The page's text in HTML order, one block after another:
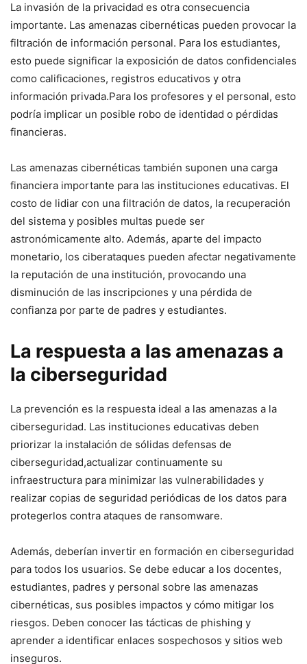
La invasión de la⁢ privacidad es otra consecuencia
importante. Las amenazas cibernéticas pueden provocar ⁢la
filtración de información ‌personal. Para los estudiantes,
esto puede significar la exposición de datos confidenciales
como calificaciones, registros educativos y otra
información privada.Para los profesores‍ y el personal, esto
podría implicar un posible ⁣robo de identidad o ​pérdidas
financieras.
Las⁤ amenazas cibernéticas también suponen una carga
financiera importante para ⁢las instituciones educativas. El
costo de lidiar con una filtración⁣ de ‌datos, la recuperación
del sistema y ‌posibles multas puede ser
astronómicamente alto. Además, aparte del‍ impacto⁤
monetario, los ciberataques pueden afectar⁣ negativamente
la reputación de una institución, provocando una
disminución de las⁤ inscripciones y una pérdida⁢ de
confianza por‍ parte de padres y estudiantes.
La respuesta a las amenazas a
la ciberseguridad
La prevención es ‌la respuesta ideal a las ⁤amenazas‍ a la
ciberseguridad. Las instituciones educativas deben
priorizar la instalación de sólidas defensas de
‍ciberseguridad,actualizar continuamente su
infraestructura para⁢ minimizar las vulnerabilidades y⁤
realizar copias de seguridad periódicas ‍de los datos ​para
protegerlos contra ataques ⁢de ransomware.
Además, deberían invertir en formación en ciberseguridad
⁢para ⁢todos los usuarios.​ Se debe educar ⁢a​ los docentes,
estudiantes, padres​ y personal sobre las amenazas‌
cibernéticas, sus posibles⁤ impactos y cómo mitigar⁢ los
riesgos. Deben conocer ‍las tácticas de ⁤phishing y
aprender ⁤a identificar enlaces sospechosos y sitios web
inseguros.